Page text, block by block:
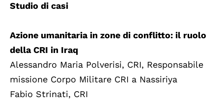
Studio di casi
Azione umanitaria in zone di conflitto: il ruolo
della CRI in Iraq
Alessandro Maria Polverisi, CRI, Responsabile
missione Corpo Militare CRI a Nassiriya
Fabio Strinati, CRI